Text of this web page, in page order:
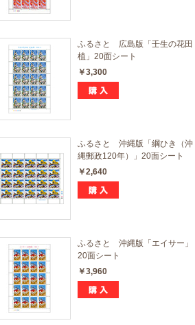
ふるさと 広島版「壬生の花田
植」20面シート
￥3,300
ふるさと 沖縄版「綱ひき（沖
縄郵政120年）」20面シート
￥2,640
ふるさと 沖縄版「エイサー」
20面シート
￥3,960